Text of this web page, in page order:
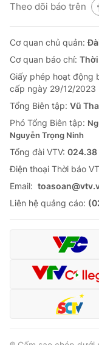
Theo dõi báo trên
Cơ quan chủ quản:
Cơ quan báo chí:
Giấy phép hoạt động
cấp ngày 29/12/2023
Tổng Biên tập: Vũ
Phó Tổng Biên tập:
Nguyễn Trọng Ninh
Tổng đài VTV: 024.38
Ðiện thoại Thời báo
Email:
Liên hệ quảng cáo: